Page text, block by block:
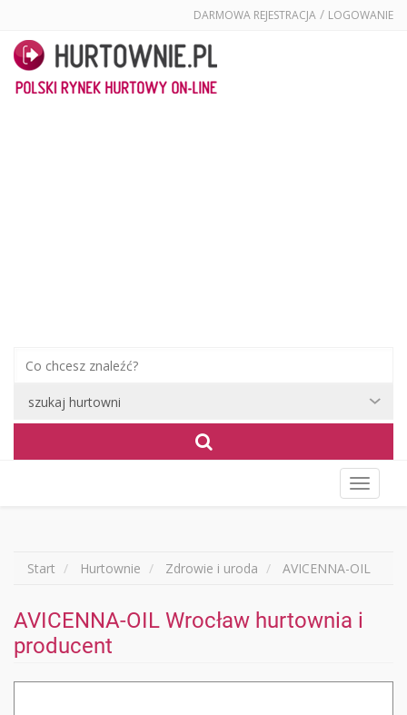
DARMOWA REJESTRACJA / LOGOWANIE
menu
Start Hurtownie Zdrowie i uroda AVICENNA-OIL
AVICENNA-OIL Wrocław hurtownia i
producent